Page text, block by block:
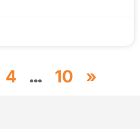
4 … 10 »